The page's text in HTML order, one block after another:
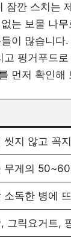
잠깐 스치는
는 보물 나
이 많습니
핑거푸드
먼저 확인해
씻지 않고 꼭
무게의
소독한 병에
그릭요거트,